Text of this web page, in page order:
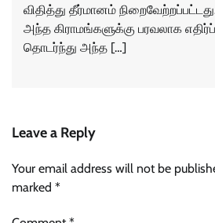
விதித்து தீர்மானம்
அந்த கிராமங்களுக்கு பரவலாக
தொடர்ந்து அந்த […]
Leave a Reply
Your email address will not be
marked *